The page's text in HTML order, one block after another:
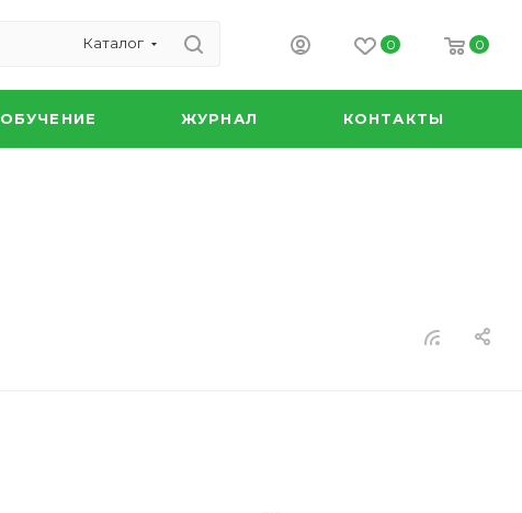
Каталог 0 0
ОБУЧЕНИЕ ЖУРНАЛ КОНТАКТЫ